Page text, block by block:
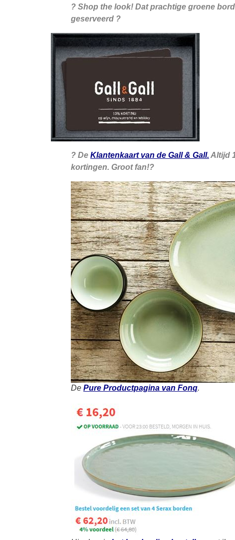
? Shop the look! Dat prachtige groene
geserveerd ?
? De Klantenkaart van de Gall & Gall. Altijd
kortingen. Groot fan!?
De Pure Productpagina van Fonq.